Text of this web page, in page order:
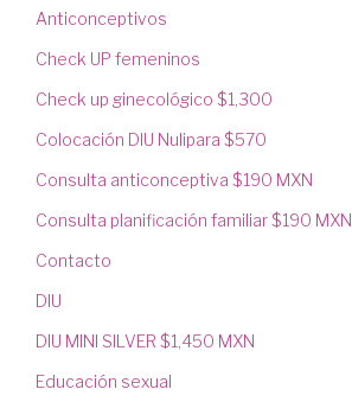
Anticonceptivos
Check UP femeninos
Check up ginecológico $1,300
Colocación DIU Nulipara $570
Consulta anticonceptiva $190 MXN
Consulta planificación familiar $190 MXN
Contacto
DIU
DIU MINI SILVER $1,450 MXN
Educación sexual